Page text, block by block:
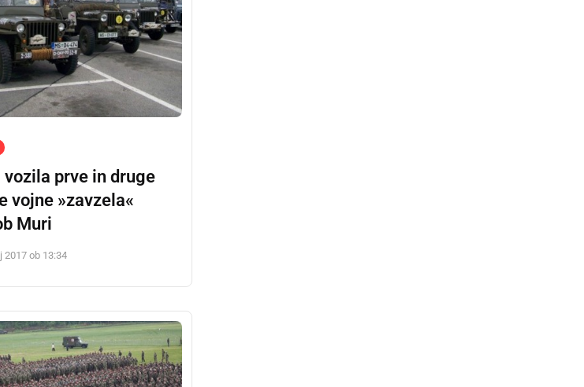
vozila prve in druge
vojne »zavzela«
Muri
2017 ob 13:34